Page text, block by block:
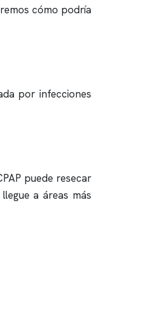
cómo podría
por infecciones
puede resecar
a áreas más